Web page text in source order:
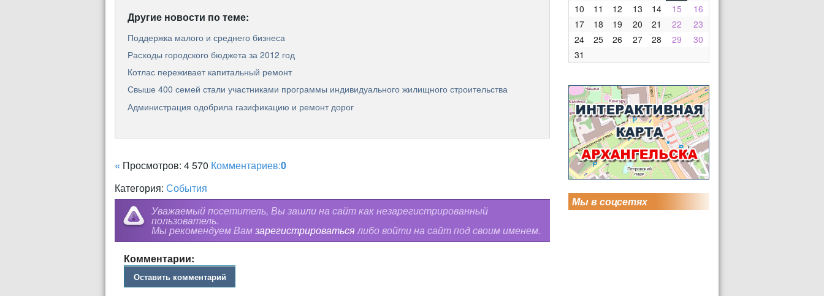
Другие новости по теме:
Поддержка малого и среднего бизнеса
Расходы городского бюджета за 2012 год
Котлас переживает капитальный ремонт
Свыше 400 семей стали участниками программы индивидуального жилищного строительства
Администрация одобрила газификацию и ремонт дорог
« Просмотров: 4 570 Комментариев:0
Категория: События
Уважаемый посетитель, Вы зашли на сайт как незарегистрированный
пользователь.
Мы рекомендуем Вамзарегистрироватьсялибо войти на сайт под своим именем.
Комментарии:
Оставить комментарий
10
11 12 13 14 15
16
17
18 19 20 21 22
23
24
25 26 27 28 29
30
31
Мы в соцсетях